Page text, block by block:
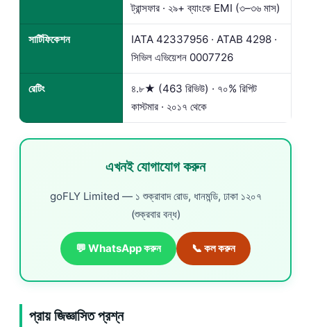
ট্রান্সফার · ২৯+ ব্যাংকে EMI (৩–৩৬ মাস)
সার্টিফিকেশন
IATA 42337956 · ATAB 4298 ·
সিভিল এভিয়েশন 0007726
রেটিং
৪.৮★ (463 রিভিউ) · ৭০% রিপিট
কাস্টমার · ২০১৭ থেকে
এখনই যোগাযোগ করুন
goFLY Limited — ১ শুক্রাবাদ রোড, ধানমন্ডি, ঢাকা ১২০৭
(শুক্রবার বন্ধ)
💬 WhatsApp করুন 📞 কল করুন
প্রায় জিজ্ঞাসিত প্রশ্ন